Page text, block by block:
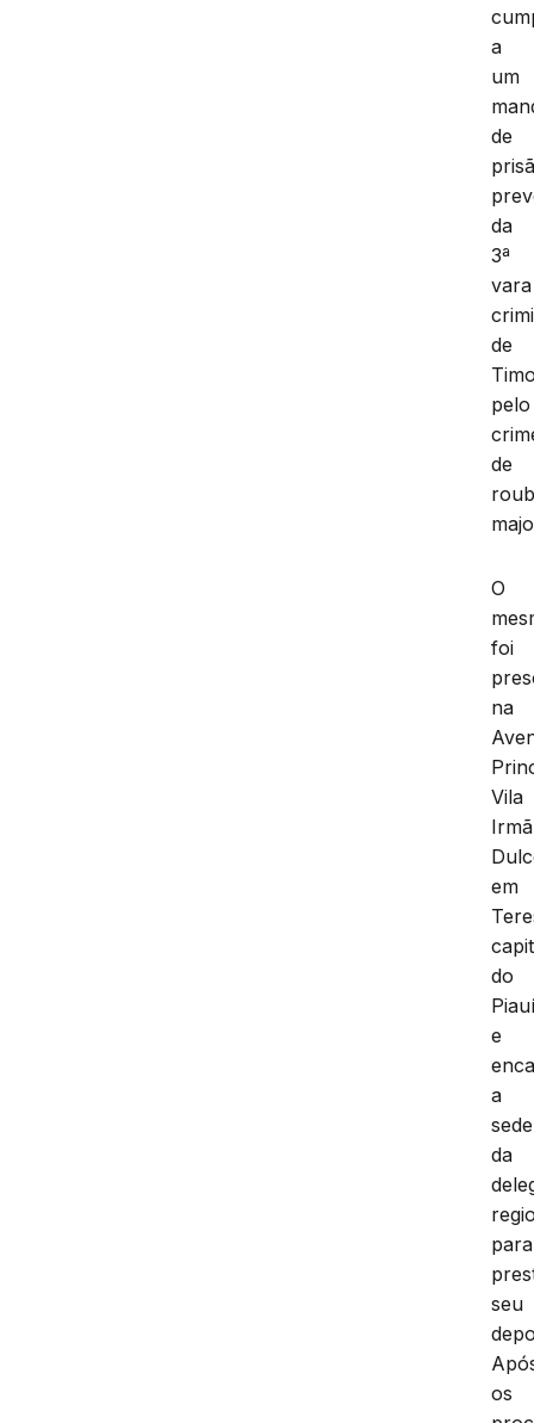
a
um
de
da
3ª
vara
de
pelo
de
O
foi
na
Vila
Irmã
em
do
e
a
sede
da
para
seu
os